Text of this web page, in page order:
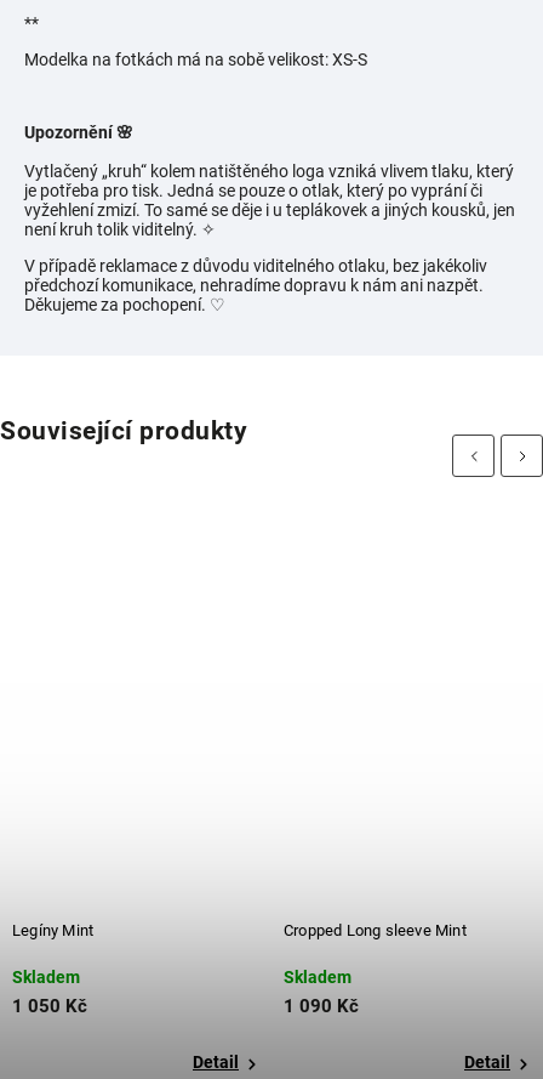
**
Modelka na fotkách má na sobě velikost:XS-S
Upozornění 🌸
Vytlačený „kruh“ kolem natištěného loga vzniká vlivem tlaku, který
je potřeba pro tisk. Jedná se pouze o otlak, který po vyprání či
vyžehlení zmizí. To samé se děje i u teplákovek a jiných kousků, jen
není kruh tolik viditelný. ✧
V případě reklamace z důvodu viditelného otlaku, bez jakékoliv
předchozí komunikace, nehradíme dopravu k nám ani nazpět.
Děkujeme za pochopení. ♡
Související produkty
Previous
Legíny Mint
Skladem
1 050 Kč
Detail
Cropped Long sleeve Mint
Skladem
1 090 Kč
Detail
Next